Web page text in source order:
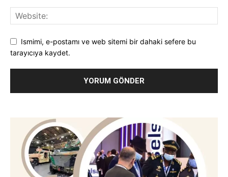
Ismimi, e-postamı ve web sitemi bir dahaki sefere bu
tarayıcıya kaydet.